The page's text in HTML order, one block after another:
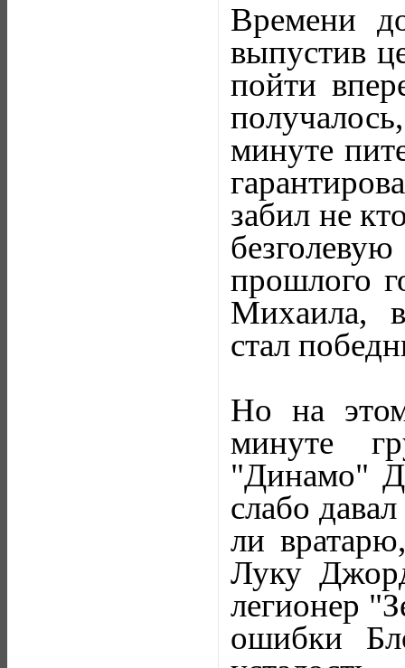
Времени
выпустив
пойти
минуте
забил не
прошлого
Михаила,
стал
Но на
минуте
"Динамо"
слабо
ли
Луку
легионер
ошибки